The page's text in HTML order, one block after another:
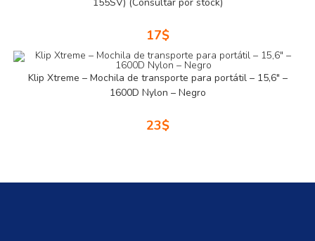
155SV) (Consultar por stock)
17$
Klip Xtreme – Mochila de transporte para portátil – 15,6″ –
1600D Nylon – Negro
23$